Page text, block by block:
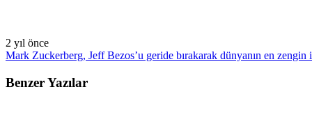
2 yıl önce
Mark Zuckerberg, Jeff Bezos’u geride bırakarak dünyanın en
Benzer Yazılar